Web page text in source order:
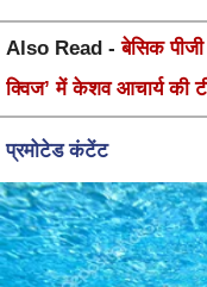
Also Read -बेसिक
क्विज’ में केशव आचार्य की